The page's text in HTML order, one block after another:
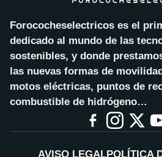
Forococheselectricos es el
dedicado al mundo de las
sostenibles, y donde
las nuevas formas de
motos eléctricas, puntos de
combustible de hidrógeno…
AVISO LEGALPOLÍTICA